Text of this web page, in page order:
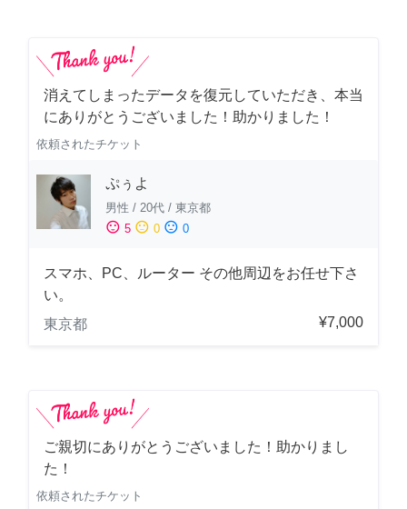
消えてしまったデータを復元していただき、本当
にありがとうございました！助かりました！
依頼されたチケット
ぷぅよ
男性 / 20代 / 東京都
sentiment_satisfied 5 sentiment_neutral 0 sentiment_dissatisfied 0
スマホ、PC、ルーター その他周辺をお任せ下さ
い。
東京都
¥7,000
ご親切にありがとうございました！助かりまし
た！
依頼されたチケット